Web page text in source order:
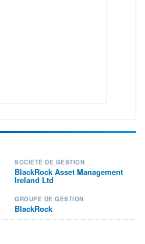
+ PORTEFEUILLE + LISTE
SOCIÉTÉ DE GESTION
BlackRock Asset Management
Ireland Ltd
GROUPE DE GESTION
BlackRock